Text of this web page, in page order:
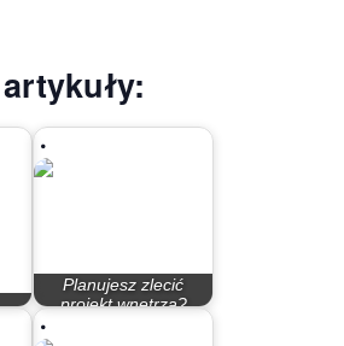
Planujesz zlecić
projekt wnętrza?